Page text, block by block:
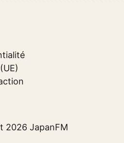
2026 JapanFM